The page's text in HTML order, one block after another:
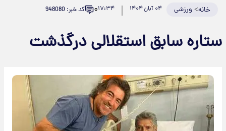
خانه> ورزشی ۰۴ آبان ۱۴۰۴ ۱۷:۳۴۰ کد خبر: 948080
ستاره سابق استقلالی درگذشت